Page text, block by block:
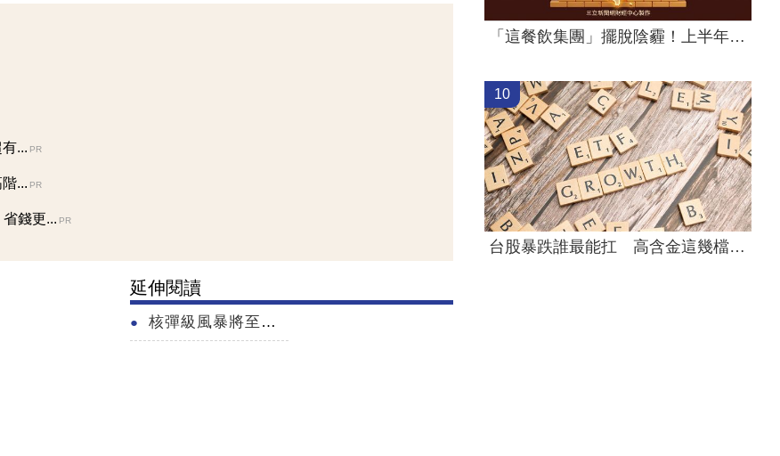
... PR
... PR
錢更... PR
延伸閱讀
核彈級風暴將至？林昌興曝籌碼沒換手真相
「這餐飲集團」擺脫陰霾！上半年營收創高
10
台股暴跌誰最能扛 高含金這幾檔繳正報酬